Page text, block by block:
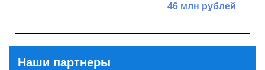
46 млн рублей
Наши партнеры